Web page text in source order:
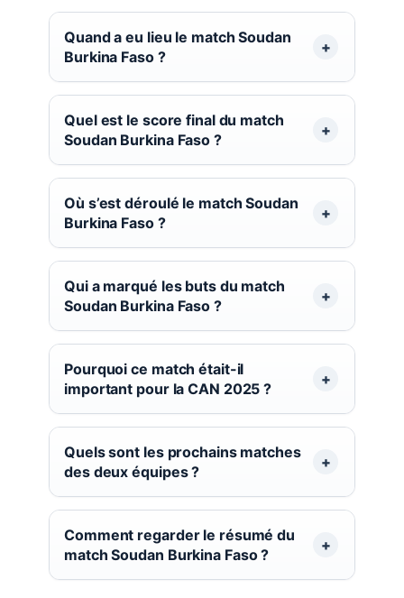
Quand a eu lieu le match Soudan
Burkina Faso ?
Quel est le score final du match
Soudan Burkina Faso ?
Où s’est déroulé le match Soudan
Burkina Faso ?
Qui a marqué les buts du match
Soudan Burkina Faso ?
Pourquoi ce match était-il
important pour la CAN 2025 ?
Quels sont les prochains matches
des deux équipes ?
Comment regarder le résumé du
match Soudan Burkina Faso ?